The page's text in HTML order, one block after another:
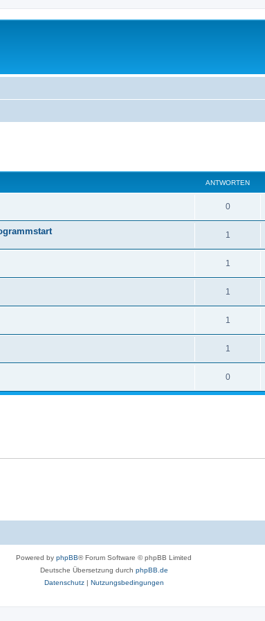
ANTWORTEN
0
1
1
1
1
1
0
Powered by phpBB® Forum Software © phpBB Limited
Deutsche Übersetzung durch phpBB.de
Datenschutz| Nutzungsbedingungen